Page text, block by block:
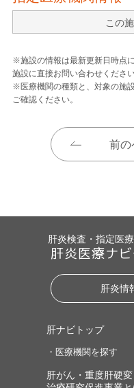
この
※施設の情報は最新更新日時点
施設に直接お問い合わせください
※医療機関の種類と、対象の施
ご確認ください。
前の
肝炎検査・指定医
肝炎医療ナ
肝炎情
肝ナビトップ
・医療機関を探す
肝がん・重度肝硬変